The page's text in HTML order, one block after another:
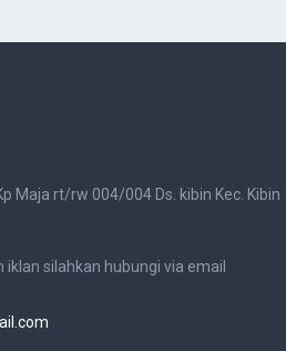
Maja rt/rw 004/004 Ds. kibin Kec. Kibin
silahkan hubungi via email